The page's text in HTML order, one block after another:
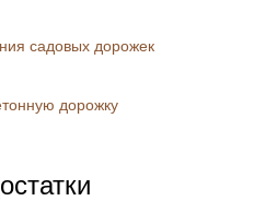
садовых дорожек
дорожку